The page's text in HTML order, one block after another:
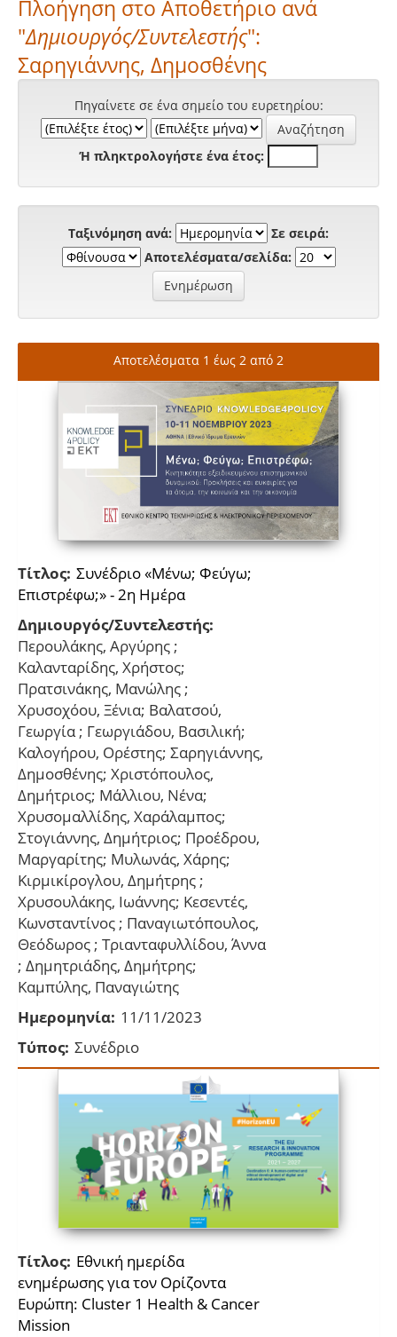
Πλοήγηση στο Αποθετήριο ανά
"Δημιουργός/Συντελεστής":
Σαρηγιάννης, Δημοσθένης
Πηγαίνετε σε ένα σημείο του ευρετηρίου:
Ή πληκτρολογήστε ένα έτος:
Ταξινόμηση ανά:
Σε σειρά:
Αποτελέσματα/σελίδα:
Αποτελέσματα 1 έως 2 από 2
Τίτλος: Συνέδριο «Μένω; Φεύγω;
Επιστρέφω;» - 2η Ημέρα
Δημιουργός/Συντελεστής:
Περουλάκης, Αργύρης ;
Καλανταρίδης, Χρήστος;
Πρατσινάκης, Μανώλης ;
Χρυσοχόου, Ξένια; Βαλατσού,
Γεωργία ; Γεωργιάδου, Βασιλική;
Καλογήρου, Ορέστης; Σαρηγιάννης,
Δημοσθένης; Χριστόπουλος,
Δημήτριος; Μάλλιου, Νένα;
Χρυσομαλλίδης, Χαράλαμπος;
Στογιάννης, Δημήτριος; Προέδρου,
Μαργαρίτης; Μυλωνάς, Χάρης;
Κιρμικίρογλου, Δημήτρης ;
Χρυσουλάκης, Ιωάννης; Κεσεντές,
Κωνσταντίνος ; Παναγιωτόπουλος,
Θεόδωρος ; Τριανταφυλλίδου, Άννα
; Δημητριάδης, Δημήτρης;
Καμπύλης, Παναγιώτης
Ημερομηνία: 11/11/2023
Τύπος: Συνέδριο
Τίτλος: Εθνική ημερίδα
ενημέρωσης για τον Ορίζοντα
Ευρώπη: Cluster 1 Health & Cancer
Mission